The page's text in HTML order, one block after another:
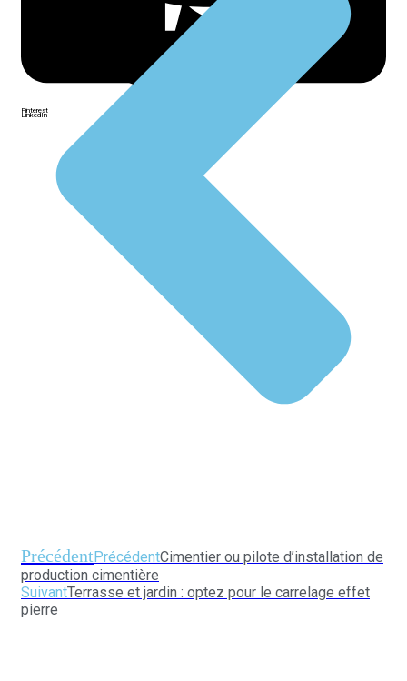
LinkedIn
Pinterest
PrécédentPrécédentCimentier ou pilote d’installation de
production cimentière
SuivantTerrasse et jardin : optez pour le carrelage effet
pierre